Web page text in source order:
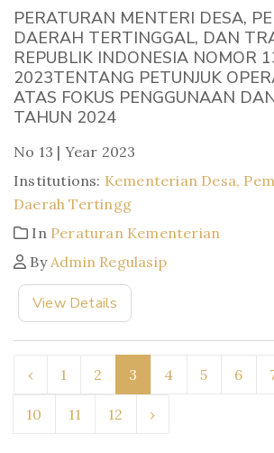
PERATURAN MENTERI DESA,
DAERAH TERTINGGAL, DAN
REPUBLIK INDONESIA NOMOR
2023TENTANG PETUNJUK
ATAS FOKUS PENGGUNAAN
TAHUN 2024
No 13 | Year 2023
Institutions: Kementerian Desa,
Daerah Tertingg
In Peraturan Kementerian
By Admin Regulasip
View Details
‹ 1 2 3 4 5 6
10 11 12 ›